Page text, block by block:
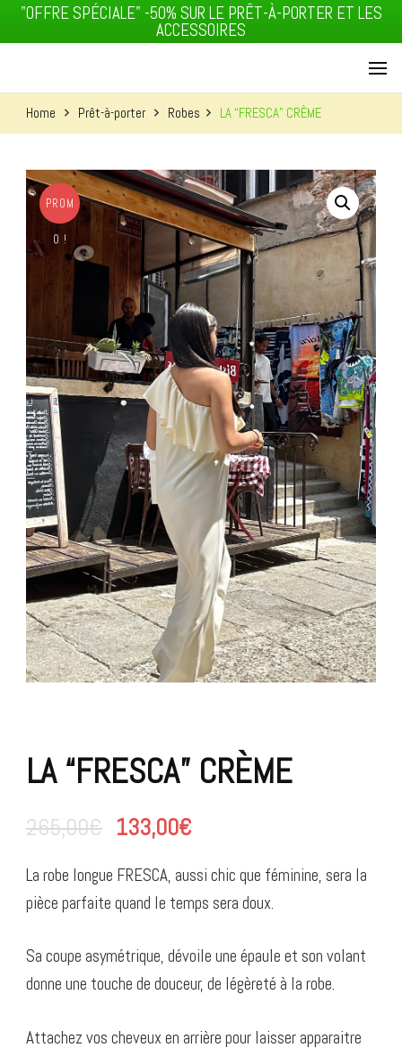
"OFFRE SPÉCIALE" -50% SUR LE PRÊT-À-PORTER ET LES
ACCESSOIRES
MAISON
MACCI
Home Prêt-à-porter Robes LA “FRESCA” CRÈME
PROM
O !
LA “FRESCA” CRÈME
265,00€ 133,00€
La robe longue FRESCA, aussi chic que féminine, sera la
pièce parfaite quand le temps sera doux.
Sa coupe asymétrique, dévoile une épaule et son volant
donne une touche de douceur, de légèreté à la robe.
Attachez vos cheveux en arrière pour laisser apparaitre